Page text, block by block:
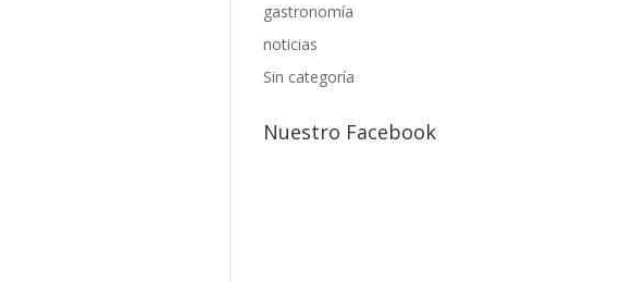
gastronomía
noticias
Sin categoría
Nuestro Facebook